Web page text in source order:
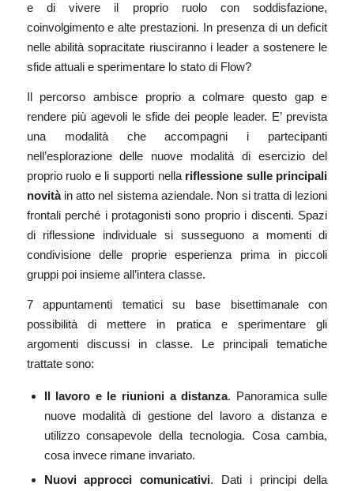
e di vivere il proprio ruolo con soddisfazione,
coinvolgimento e alte prestazioni. In presenza di un deficit
nelle abilità sopracitate riusciranno i leader a sostenere le
sfide attuali e sperimentare lo stato di Flow?
Il percorso ambisce proprio a colmare questo gap e
rendere più agevoli le sfide dei people leader. E’ prevista
una modalità che accompagni i partecipanti
nell’esplorazione delle nuove modalità di esercizio del
proprio ruolo e li supporti nella riflessione sulle principali
novitàin atto nel sistema aziendale. Non si tratta di lezioni
frontali perché i protagonisti sono proprio i discenti. Spazi
di riflessione individuale si susseguono a momenti di
condivisione delle proprie esperienza prima in piccoli
gruppi poi insieme all’intera classe.
7 appuntamenti tematici su base bisettimanale con
possibilità di mettere in pratica e sperimentare gli
argomenti discussi in classe. Le principali tematiche
trattate sono:
Il lavoro e le riunioni a distanza. Panoramica sulle
nuove modalità di gestione del lavoro a distanza e
utilizzo consapevole della tecnologia. Cosa cambia,
cosa invece rimane invariato.
Nuovi approcci comunicativi. Dati i principi della